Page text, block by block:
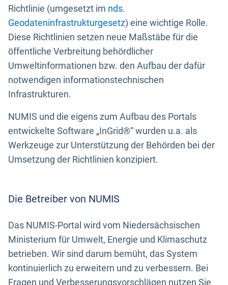
Richtlinie (umgesetzt im nds.
Geodateninfrastrukturgesetz) eine wichtige Rolle.
Diese Richtlinien setzen neue Maßstäbe für die
öffentliche Verbreitung behördlicher
Umweltinformationen bzw. den Aufbau der dafür
notwendigen informationstechnischen
Infrastrukturen.
NUMIS und die eigens zum Aufbau des Portals
entwickelte Software „InGrid®“ wurden u.a. als
Werkzeuge zur Unterstützung der Behörden bei der
Umsetzung der Richtlinien konzipiert.
Die Betreiber von NUMIS
Das NUMIS-Portal wird vom Niedersächsischen
Ministerium für Umwelt, Energie und Klimaschutz
betrieben. Wir sind darum bemüht, das System
kontinuierlich zu erweitern und zu verbessern. Bei
Fragen und Verbesserungsvorschlägen nutzen Sie